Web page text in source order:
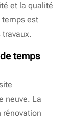
et la qualité
temps est
travaux.
temps
neuve. La